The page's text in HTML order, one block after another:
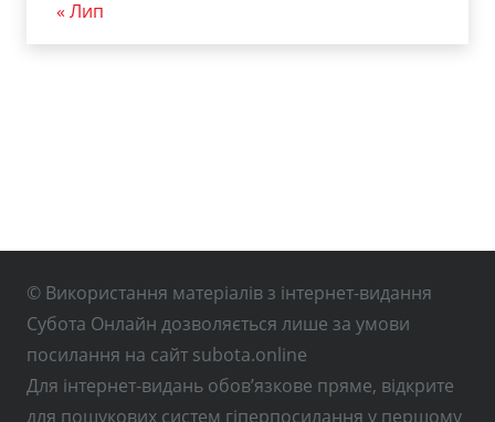
« Лип
© Використання матеріалів з інтернет-видання
Субота Онлайн дозволяється лише за умови
посилання на сайт subota.online
Для інтернет-видань обов’язкове пряме, відкрите
для пошукових систем гіперпосилання у першому